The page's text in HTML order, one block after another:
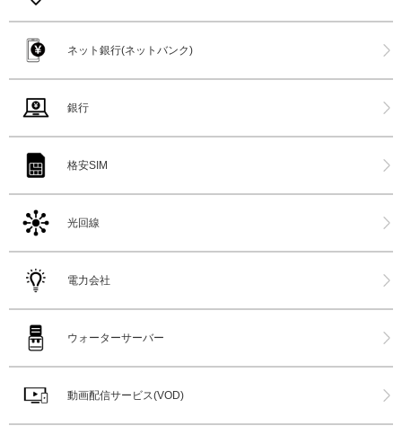
ネット銀行(ネットバンク)
銀行
格安SIM
光回線
電力会社
ウォーターサーバー
動画配信サービス(VOD)